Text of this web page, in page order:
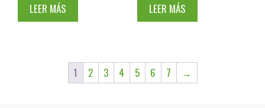
LEER MÁS LEER MÁS
1 2 3 4 5 6 7 →